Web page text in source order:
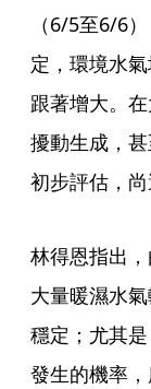
（6/5至6/6
定，環境水
跟著增大。
擾動生成，
初步評估，尚
林得恩指出
大量暖濕水
穩定；尤其
發生的機率